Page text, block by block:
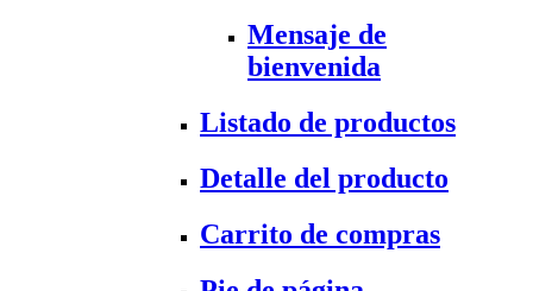
Mensaje de
bienvenida
Listado de productos
Detalle del producto
Carrito de compras